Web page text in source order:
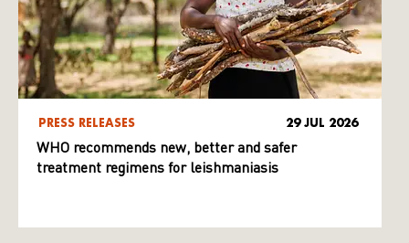
PRESS RELEASES 29 JUL 2026
WHO recommends new, better and safer
treatment regimens for leishmaniasis